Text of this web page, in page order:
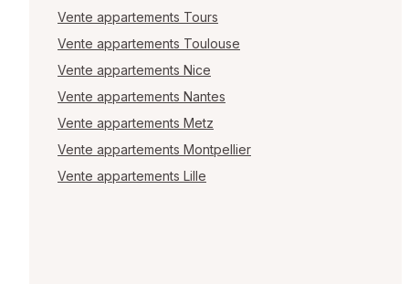
Vente appartements Tours
Vente appartements Toulouse
Vente appartements Nice
Vente appartements Nantes
Vente appartements Metz
Vente appartements Montpellier
Vente appartements Lille